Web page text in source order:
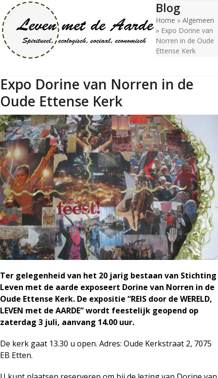
Skip
to
content
Open
mobile
menu
Close
mobile
menu
Blog
Home » Algemeen
» Expo Dorine van
Norren in de Oude
Ettense Kerk
Expo Dorine van Norren in de
Oude Ettense Kerk
Ter gelegenheid van het 20 jarig bestaan van Stichting
Leven met de aarde exposeert Dorine van Norren in de
Oude Ettense Kerk. De expositie “REIS door de WERELD,
LEVEN met de AARDE” wordt feestelijk geopend op
zaterdag 3 juli, aanvang 14.00 uur.
De kerk gaat 13.30 u open. Adres: Oude Kerkstraat 2, 7075
EB Etten.